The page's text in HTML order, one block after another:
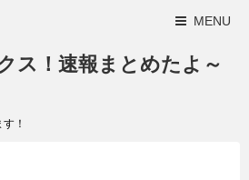
MENU
ス！速報まとめたよ～
！